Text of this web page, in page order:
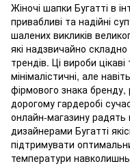
Жіночі шапки Бугатті в
привабливі та надійні
шалених викликів
які надзвичайно
трендів. Ці вироби
мінімалістичні, але
фірмового знака бренду,
дорогому гардеробі
онлайн-магазину радять
дизайнерами Бугатті
підтримувати
температури